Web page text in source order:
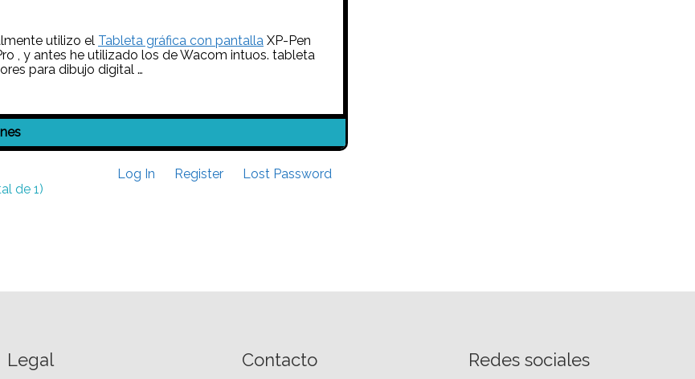
utilizo el Tableta gráfica con pantalla XP-Pen
, y antes he utilizado los de Wacom intuos. tableta
para dibujo digital …
Log In Register
Lost Password
de 1)
Legal Contacto Redes sociales